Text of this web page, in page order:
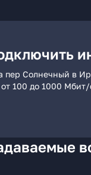
пер Солнечный в
100 до 1000